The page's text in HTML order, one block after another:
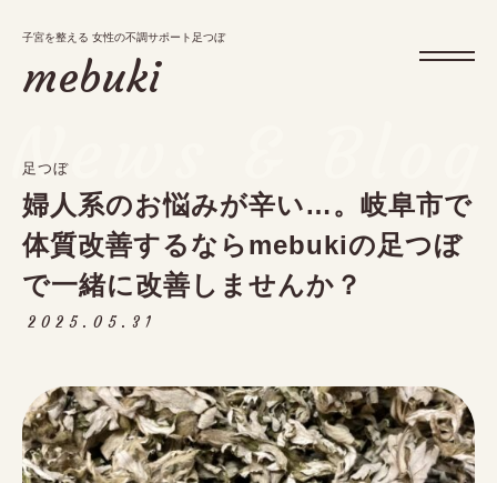
子宮を整える 女性の不調サポート足つぼ
mebuki
News & Blog
足つぼ
婦人系のお悩みが辛い…。岐阜市で
体質改善するならmebukiの足つぼ
で一緒に改善しませんか？
2025.05.31
子宮を整える 女性の不調サポート足つぼ
mebuki
メニュー
お知らせ・ブログ
アクセス
予約・キャンペーン
tel.